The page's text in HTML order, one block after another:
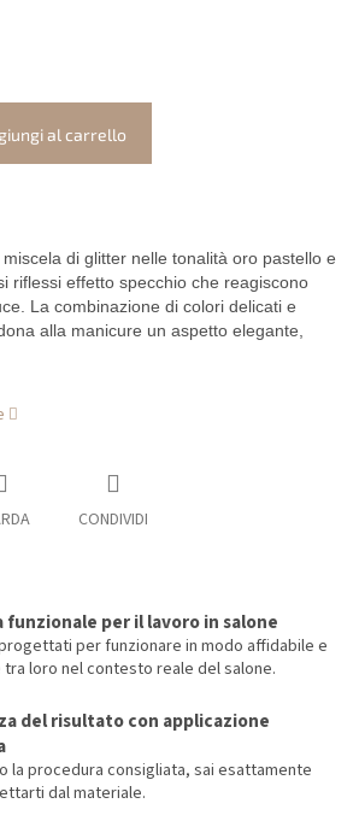
al carrello
di glitter nelle tonalità oro pastello e
riflessi effetto specchio che reagiscono
La combinazione di colori delicati e
alla manicure un aspetto elegante,
CONDIVIDI
funzionale per il lavoro in salone
per funzionare in modo affidabile e
loro nel contesto reale del salone.
del risultato con applicazione
la procedura consigliata, sai esattamente
dal materiale.